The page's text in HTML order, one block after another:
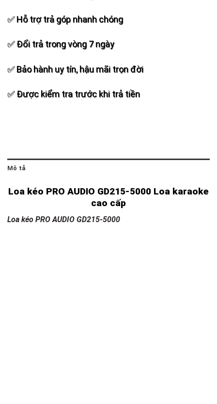
✅ Hỗ trợ trả góp nhanh chóng
✅ Đổi trả trong vòng 7 ngày
✅ Bảo hành uy tín, hậu mãi trọn đời
✅ Được kiểm tra trước khi trả tiền
Mô tả
Loa kéo PRO AUDIO GD215-5000 Loa karaoke
cao cấp
Loa kéo PRO AUDIO GD215-5000